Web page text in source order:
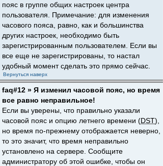
пояс в группе общих настроек центра
пользователя. Примечание: для изменения
часового пояса, равно, как и большинства
других настроек, необходимо быть
зарегистрированным пользователем. Если вы
все еще не зарегистрированы, то настал
удобный момент сделать это прямо сейчас.
Вернуться наверх
faq#12 » Я изменил часовой пояс, но время
все равно неправильное!
Если вы уверены, что правильно указали
часовой пояс и опцию летнего времени (DST),
но время по-прежнему отображается неверно,
то это значит, что время неправильно
установлено на сервере. Сообщите
администратору об этой ошибке, чтобы он